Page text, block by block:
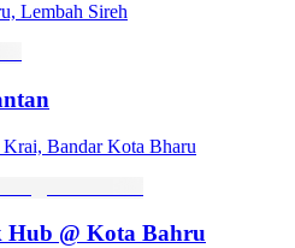
Lembah Sireh
Krai, Bandar Kota Bharu
Hub @ Kota Bahru